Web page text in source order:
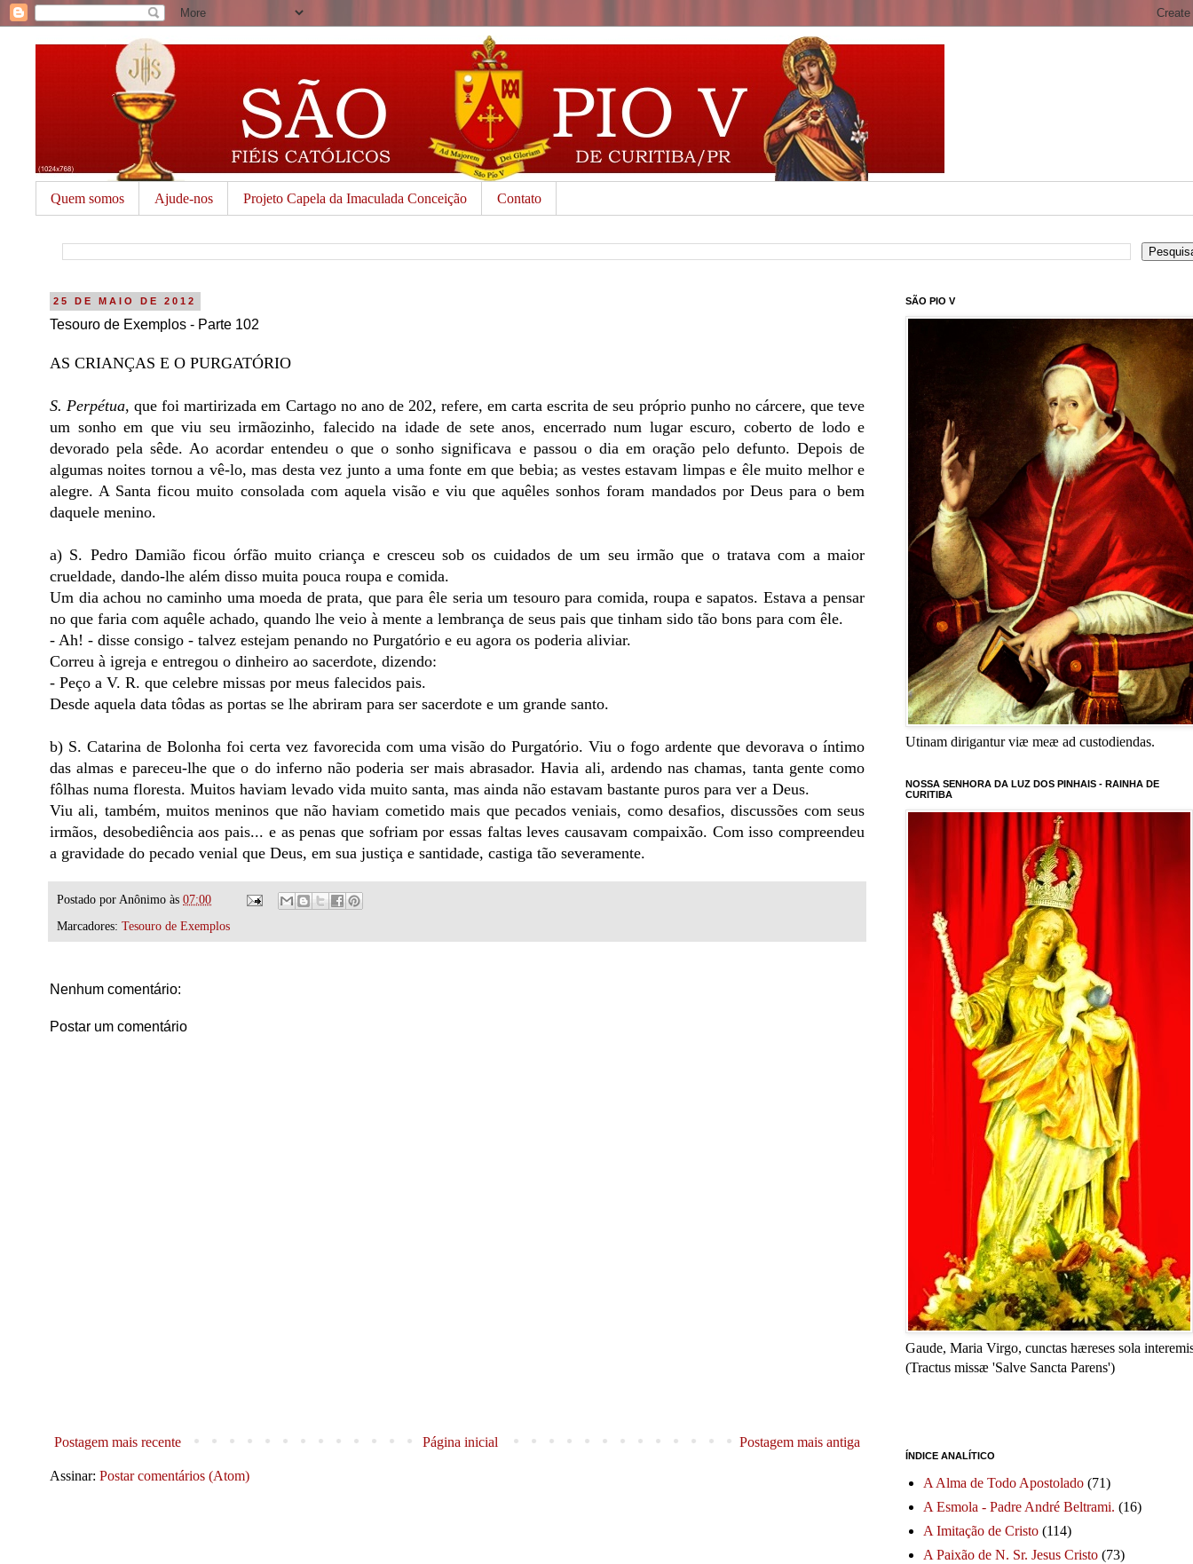
Quem somos Ajude-nos Projeto Capela da Imaculada Conceição Contato
25 DE MAIO DE 2012
Tesouro de Exemplos - Parte 102
AS CRIANÇAS E O PURGATÓRIO
S. Perpétua, que foi martirizada em Cartago no ano de 202, refere, em carta escrita de seu próprio punho no cárcere, que teve
um sonho em que viu seu irmãozinho, falecido na idade de sete anos, encerrado num lugar escuro, coberto de lodo e
devorado pela sêde. Ao acordar entendeu o que o sonho significava e passou o dia em oração pelo defunto. Depois de
algumas noites tornou a vê-lo, mas desta vez junto a uma fonte em que bebia; as vestes estavam limpas e êle muito melhor e
alegre. A Santa ficou muito consolada com aquela visão e viu que aquêles sonhos foram mandados por Deus para o bem
daquele menino.
a) S. Pedro Damião ficou órfão muito criança e cresceu sob os cuidados de um seu irmão que o tratava com a maior
crueldade, dando-lhe além disso muita pouca roupa e comida.
Um dia achou no caminho uma moeda de prata, que para êle seria um tesouro para comida, roupa e sapatos. Estava a pensar
no que faria com aquêle achado, quando lhe veio à mente a lembrança de seus pais que tinham sido tão bons para com êle.
- Ah! - disse consigo - talvez estejam penando no Purgatório e eu agora os poderia aliviar.
Correu à igreja e entregou o dinheiro ao sacerdote, dizendo:
- Peço a V. R. que celebre missas por meus falecidos pais.
Desde aquela data tôdas as portas se lhe abriram para ser sacerdote e um grande santo.
b) S. Catarina de Bolonha foi certa vez favorecida com uma visão do Purgatório. Viu o fogo ardente que devorava o íntimo
das almas e pareceu-lhe que o do inferno não poderia ser mais abrasador. Havia ali, ardendo nas chamas, tanta gente como
fôlhas numa floresta. Muitos haviam levado vida muito santa, mas ainda não estavam bastante puros para ver a Deus.
Viu ali, também, muitos meninos que não haviam cometido mais que pecados veniais, como desafios, discussões com seus
irmãos, desobediência aos pais... e as penas que sofriam por essas faltas leves causavam compaixão. Com isso compreendeu
a gravidade do pecado venial que Deus, em sua justiça e santidade, castiga tão severamente.
Postado por Anônimo às 07:00
Marcadores: Tesouro de Exemplos
Nenhum comentário:
Postar um comentário
Postagem mais recente Postagem mais antiga
Página inicial
Assinar: Postar comentários (Atom)
SÃO PIO V
Utinam dirigantur viæ meæ ad custodiendas.
NOSSA SENHORA DA LUZ DOS PINHAIS - RAINHA DE
CURITIBA
Gaude, Maria Virgo, cunctas hæreses sola
(Tractus missæ 'Salve Sancta Parens')
ÍNDICE ANALÍTICO
A Alma de Todo Apostolado (71)
A Esmola - Padre André Beltrami. (16)
A Imitação de Cristo (114)
A Paixão de N. Sr. Jesus Cristo (73)